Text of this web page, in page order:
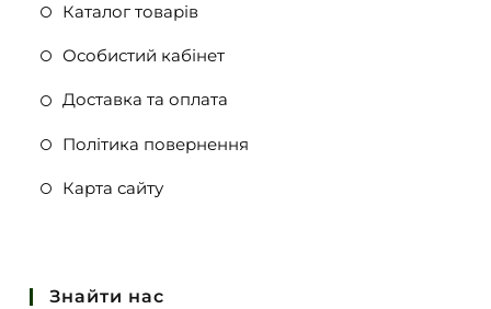
Каталог товарів
Особистий кабінет
Доставка та оплата
Політика повернення
Карта сайту
Знайти нас